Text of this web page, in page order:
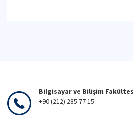
Bilgisayar ve Bilişim
+90 (212) 285 77 15